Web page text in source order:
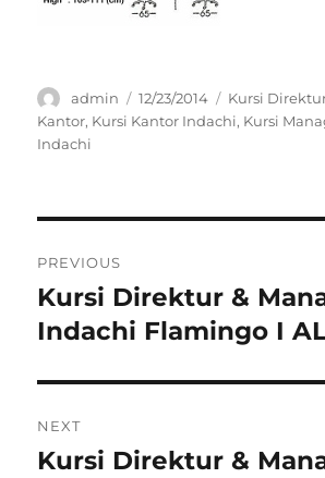
Author
admin
Posted
on
12/23/2014 Categories
Kursi
Kantor, Kursi Kantor Indachi, Kursi
Indachi
navigation
PREVIOUS
Previous
post:
Kursi Direktur &
Indachi Flamingo I
NEXT
Next
Kursi Direktur &